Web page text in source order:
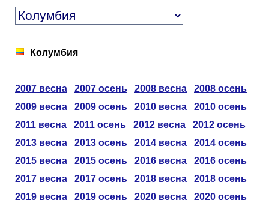
Описание
Новости
Партнёрка
Вакансии
Прогнозы
Статистика
Серии
Лига Чемпионов
Лига Европы
Лига Конференций
►
Инструменты
Поиск команд
Расчёт системы
Telegram Bot
Колумбия
2007 весна 2007 осень 2008 весна
2008 осень
2009 весна
2009 осень 2010 весна
2010 осень
2011 весна
2011 осень 2012 весна
2012 осень
2013 весна
2013 осень 2014 весна
2014 осень
2015 весна
2015 осень 2016 весна
2016 осень
2017 весна
2017 осень 2018 весна
2018 осень
2019 весна
2019 осень 2020 весна
2020 осень